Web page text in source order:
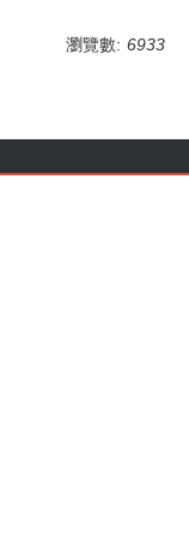
瀏覽數: 6933